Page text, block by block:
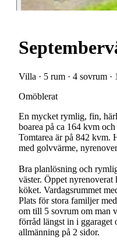
Villa · 5 rum · 4 sovrum ·
Omöblerat
En mycket rymlig, fin,
boarea på ca 164 kvm
Tomtarea är på 842 kvm.
med golvvärme,
Bra planlösning och
väster. Öppet
köket. Vardagsrummet
Plats för stora familjer
om till 5 sovrum om man
förråd längst in i ggaraget
allmänning på 2 sidor.